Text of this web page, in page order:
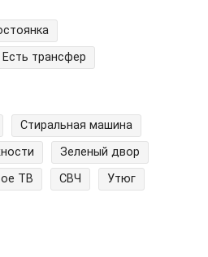
Есть трансфер
Стиральная машина
Зеленый двор
ТВ СВЧ
Утюг